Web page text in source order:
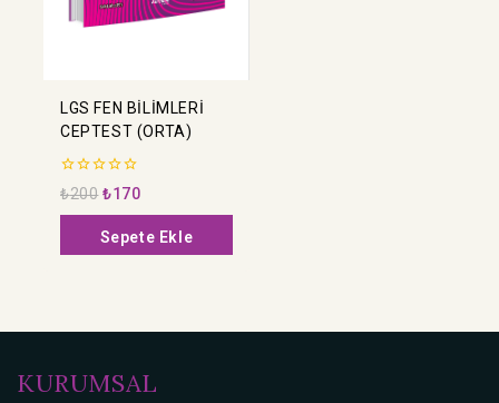
LGS FEN BİLİMLERİ
CEPTEST (ORTA)
0
5
üzerinden
₺200 ₺170
Sepete Ekle
KURUMSAL